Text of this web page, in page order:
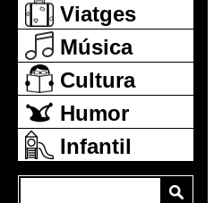
Viatges
Música
Cultura
Humor
Infantil